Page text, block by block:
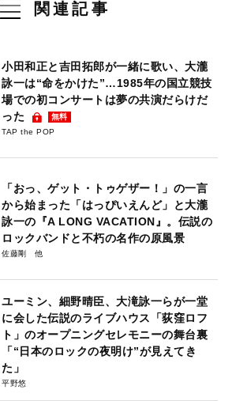
関連記事
小田和正と吉田拓郎が一緒に歌い、大瀧
詠一は“命をかけた”…1985年の国立競技
場での初コンサートは夢の共演だらけだ
った
無料
TAP the POP
「おっ、ゲット・トゥゲザー！」の一言
から始まった「はっぴいえんど」と大瀧
詠一の『A LONG VACATION』。伝説の
ロックバンドと不朽の名作の原風景
佐藤剛
ユーミン、細野晴臣、大滝詠一らが一堂
に会した伝説のライブハウス「荻窪ロフ
ト」のオープニングセレモニーの舞台裏
「“日本のロックの夜明け”が見えてき
た」
平野悠